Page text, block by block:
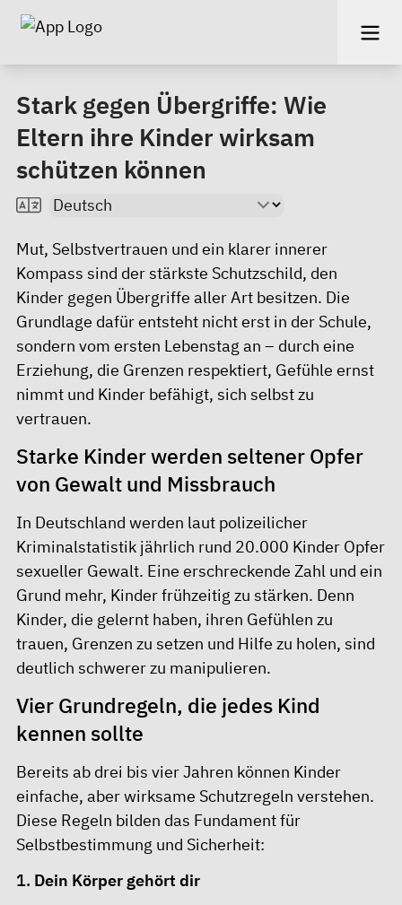
Stark gegen Übergriffe: Wie
Eltern ihre Kinder wirksam
schützen können
Mut, Selbstvertrauen und ein klarer innerer
Kompass sind der stärkste Schutzschild, den
Kinder gegen Übergriffe aller Art besitzen. Die
Grundlage dafür entsteht nicht erst in der Schule,
sondern vom ersten Lebenstag an – durch eine
Erziehung, die Grenzen respektiert, Gefühle ernst
nimmt und Kinder befähigt, sich selbst zu
vertrauen.
Starke Kinder werden seltener Opfer
von Gewalt und Missbrauch
In Deutschland werden laut polizeilicher
Kriminalstatistik jährlich rund 20.000 Kinder Opfer
sexueller Gewalt. Eine erschreckende Zahl und ein
Grund mehr, Kinder frühzeitig zu stärken. Denn
Kinder, die gelernt haben, ihren Gefühlen zu
trauen, Grenzen zu setzen und Hilfe zu holen, sind
deutlich schwerer zu manipulieren.
Vier Grundregeln, die jedes Kind
kennen sollte
Bereits ab drei bis vier Jahren können Kinder
einfache, aber wirksame Schutzregeln verstehen.
Diese Regeln bilden das Fundament für
Selbstbestimmung und Sicherheit:
1. Dein Körper gehört dir